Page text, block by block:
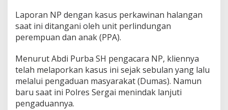
n
S
u
a
i
n
y
a
K
Laporan NP dengan kasus perkawinan halangan
saat ini ditangani oleh unit perlindungan
perempuan dan anak (PPA).
Menurut Abdi Purba SH pengacara NP, kliennya
telah melaporkan kasus ini sejak sebulan yang lalu
melalui pengaduan masyarakat (Dumas). Namun
baru saat ini Polres Sergai menindak lanjuti
pengaduannya.